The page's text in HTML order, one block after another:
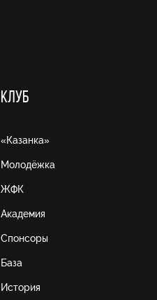
КЛУБ
«Казанка»
Молодёжка
ЖФК
Академия
Спонсоры
База
История